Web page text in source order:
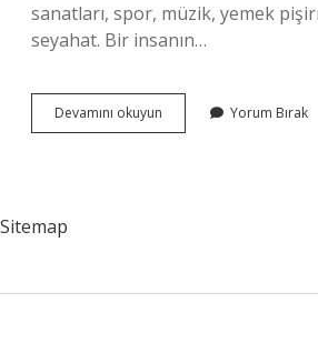
sanatları, spor, müzik, yemek
seyahat. Bir insanın…
Devamını okuyun
Insanın
Yorum Bırak
Sitemap